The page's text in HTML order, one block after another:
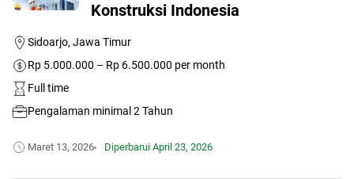
Konstruksi Indonesia
Sidoarjo, Jawa Timur
Rp 5.000.000 – Rp 6.500.000 per month
Full time
Pengalaman minimal 2 Tahun
Maret 13, 2026 Diperbarui April 23, 2026